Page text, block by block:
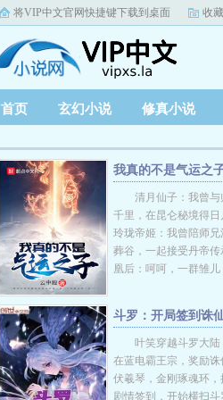
将VIP中文官网快捷键下载到桌面 收
首页 玄幻小说 修真小说
我真的不是气运之
清月仙子：我曾
千里，在昆仑秘境得日
玲珑帝姬：我曾陪师
葬谷，一起接受丹帝传
凰后：呵呵，一群雏儿
斗罗：开局签到诛
叶笑穿越斗罗大
在蓝电霸王宗，奖励
伏羲琴，金刚琢魂环
剧情签到，开始横扫